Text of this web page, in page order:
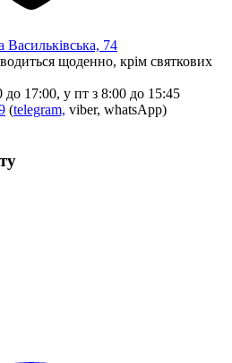
74
щоденно, крім святкових
до 17:00, у пт з 8:00 до 15:45
(telegram, viber, whatsApp)